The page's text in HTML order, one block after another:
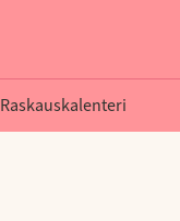
Raskauskalenteri